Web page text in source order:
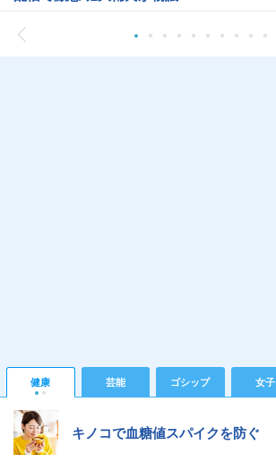
健康 芸能 ゴシップ 女子
キノコで血糖値スパイクを防ぐ